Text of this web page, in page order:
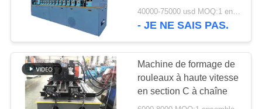
PROPOS
DE
NOUS
Petit pain de tuile de
toit formant la
156
cadrage en acier léger
Machine de formage de
préfabriquée
40000-75000 usd MOQ:1 ensemble
- JE NE SAIS PAS.
Machine de formage de
rouleaux à haute vitesse
en section C à chaîne